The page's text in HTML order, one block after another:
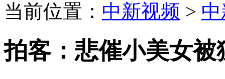
当前位置： 中新视频 >
拍客：悲催小美女被